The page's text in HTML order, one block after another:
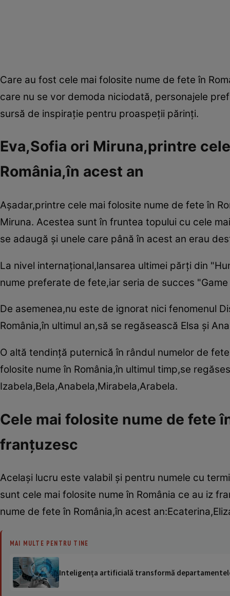
Care au fost cele mai folosite nume de fete în
care nu se vor demoda niciodată, personajele
sursă de inspiraţie pentru proaspeţii părinţi.
Eva,Sofia ori Miruna,printre
România,în acest an
Aşadar,printre cele mai folosite nume de fete în
Miruna. Acestea sunt în fruntea topului cu cele
se adaugă şi unele care până în acest an erau
La nivel internaţional,lansarea ultimei părţi din
nume preferate de fete,iar seria de succes
De asemenea,nu este de ignorat nici fenomenul
România,în ultimul an,să se regăsească Elsa şi
O altă tendinţă puternică în rândul numelor de
folosite nume în România,în ultimul timp,se
Izabela,Bela,Anabela,Mirabela,Arabela.
Cele mai folosite nume de fete
franţuzesc
Acelaşi lucru este valabil şi pentru numele cu
sunt cele mai folosite nume în România ce au iz
nume de fete în România,în acest
MAI MULTE PENTRU TINE
Inteligența artificială transformă